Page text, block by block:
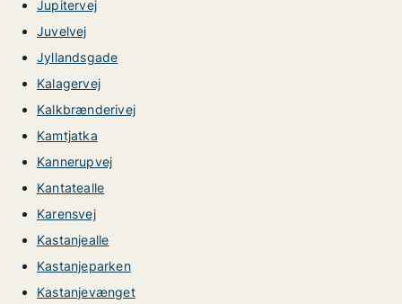
Jupitervej
Juvelvej
Jyllandsgade
Kalagervej
Kalkbrænderivej
Kamtjatka
Kannerupvej
Kantatealle
Karensvej
Kastanjealle
Kastanjeparken
Kastanjevænget